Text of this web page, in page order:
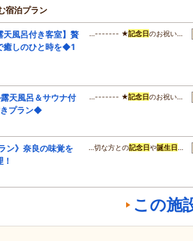
宿泊プラン
天風呂付き客室】贅
癒しのひと時を◆1
…------- ★記念日のお祝い…
天風呂＆サウナ付
プラン◆
…------- ★記念日のお祝い…
ン》奈良の味覚を
…切な方との記念日や誕生日 …
この施